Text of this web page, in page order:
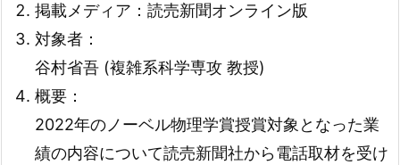
掲載メディア：読売新聞オンライン版
対象者：
谷村省吾 (複雑系科学専攻 教授)
概要：
2022年のノーベル物理学賞授賞対象となった業
績の内容について読売新聞社から電話取材を受け